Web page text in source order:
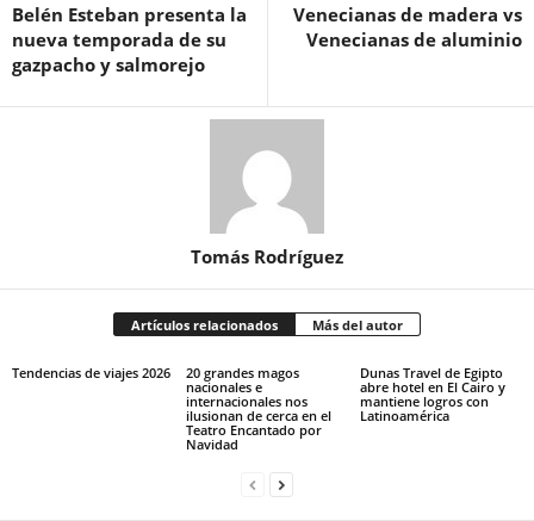
Belén Esteban presenta la
nueva temporada de su
gazpacho y salmorejo
Venecianas de madera vs
Venecianas de aluminio
Tomás Rodríguez
Artículos relacionados Más del autor
Tendencias de viajes 2026
20 grandes magos
nacionales e
internacionales nos
ilusionan de cerca en el
Teatro Encantado por
Navidad
Dunas Travel de Egipto
abre hotel en El Cairo y
mantiene logros con
Latinoamérica